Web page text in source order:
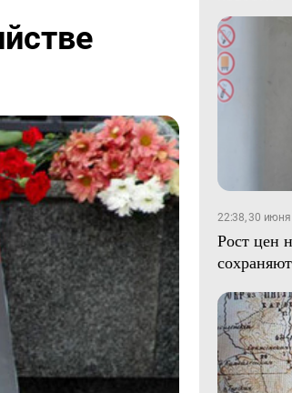
22:38, 30
Рост цен